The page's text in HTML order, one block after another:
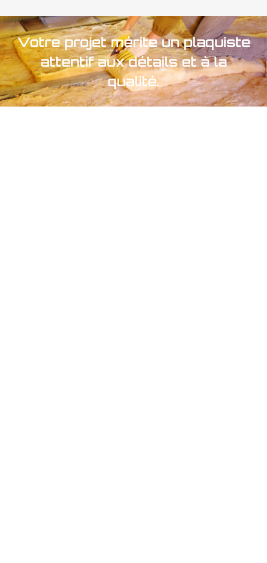
Votre projet mérite un plaquiste
attentif aux détails et à la
qualité.